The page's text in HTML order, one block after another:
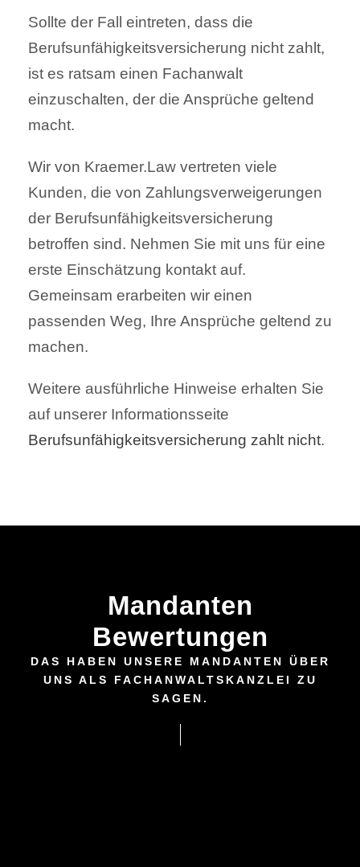
Sollte der Fall eintreten, dass die
Berufsunfähigkeitsversicherung nicht zahlt,
ist es ratsam einen Fachanwalt
einzuschalten, der die Ansprüche geltend
macht.
Wir von Kraemer.Law vertreten viele
Kunden, die von Zahlungsverweigerungen
der Berufsunfähigkeitsversicherung
betroffen sind. Nehmen Sie mit uns für eine
erste Einschätzung kontakt auf.
Gemeinsam erarbeiten wir einen
passenden Weg, Ihre Ansprüche geltend zu
machen.
Weitere ausführliche Hinweise erhalten Sie
auf unserer Informationsseite
Berufsunfähigkeitsversicherung zahlt nicht.
Mandanten
Bewertungen
DAS HABEN UNSERE MANDANTEN ÜBER
UNS ALS FACHANWALTSKANZLEI ZU
SAGEN.